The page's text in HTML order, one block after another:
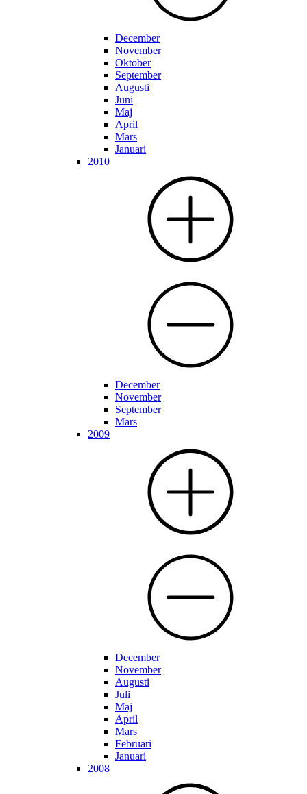
December
November
Oktober
September
Augusti
Juni
Maj
April
Mars
Januari
2010
December
November
September
Mars
2009
December
November
Augusti
Juli
Maj
April
Mars
Februari
Januari
2008